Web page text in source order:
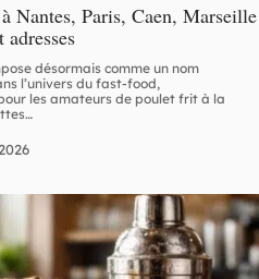
Nantes, Paris, Caen, Marseille
désormais comme un nom
l’univers du fast-food,
les amateurs de poulet frit à la
…